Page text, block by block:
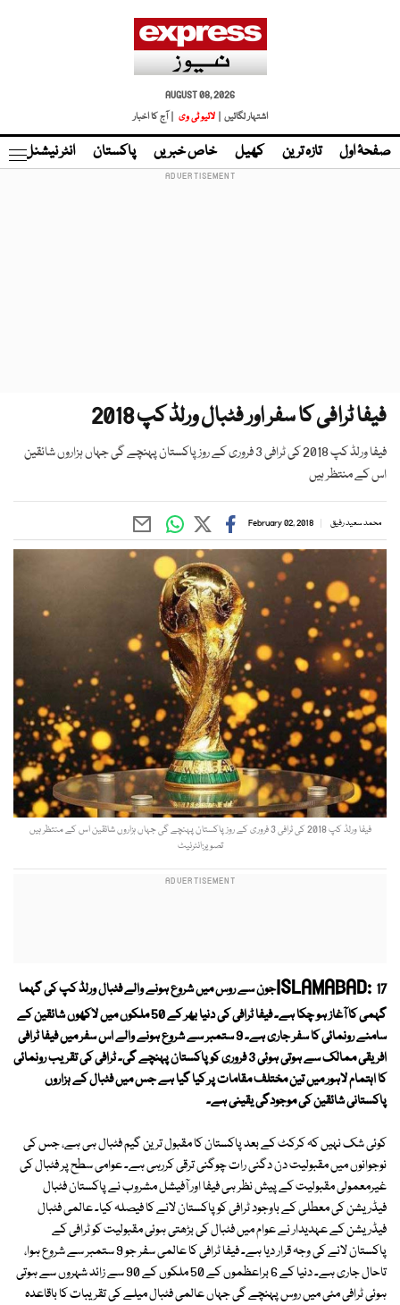
AUGUST 08, 2026
اشتہار لگائیں |
لائیو ٹی وی | آج کا اخبار
صفحۂ اول تازہ ترین کھیل خاص خبریں پاکستان انٹر نیشنل
فیفا ٹرافی کا سفر اور فٹبال ورلڈ کپ 2018
فیفا ورلڈ کپ 2018 کی ٹرافی 3 فروری کے روز پاکستان پہنچے گی جہاں ہزاروں شائقین
اس کے منتظر ہیں
محمد سعید رفیق February 02, 2018
فیفا ورلڈ کپ 2018 کی ٹرافی 3 فروری کے روز پاکستان پہنچے گی جہاں ہزاروں شائقین اس کے منتظر ہیں
تصویر:انٹرنیٹ
ISLAMABAD:17جون سے روس میں شروع ہونے والے فٹبال ورلڈ کپ کی گہما
گہمی کا آغاز ہو چکا ہے۔ فیفا ٹرافی کی دنیا بھر کے 50 ملکوں میں لاکھوں شائقین کے
سامنے رونمائی کا سفر جاری ہے۔ 9 ستمبر سے شروع ہونے والے اس سفر میں فیفا ٹرافی
افریقی ممالک سے ہوتی ہوئی 3 فروری کو پاکستان پہنچے گی۔ ٹرافی کی تقریب رونمائی
کا اہتمام لاہور میں تین مختلف مقامات پر کیا گیا ہے جس میں فٹبال کے ہزاروں
پاکستانی شائقین کی موجودگی یقینی ہے۔
کوئی شک نہیں کہ کرکٹ کے بعد پاکستان کا مقبول ترین گیم فٹبال ہی ہے، جس کی
نوجوانوں میں مقبولیت دن دگنی رات چوگنی ترقی کررہی ہے۔ عوامی سطح پر فٹبال کی
غیرمعمولی مقبولیت کے پیش نظر ہی فیفا اور آفیشل مشروب نے پاکستان فٹبال
فیڈریشن کی معطلی کے باوجود ٹرافی کو پاکستان لانے کا فیصلہ کیا۔ عالمی فٹبال
فیڈریشن کے عہدیدار نے عوام میں فٹبال کی بڑھتی ہوئی مقبولیت کو ٹرافی کے
پاکستان لانے کی وجہ قرار دیا ہے۔ فیفا ٹرافی کا عالمی سفر جو 9 ستمبر سے شروع ہوا،
تاحال جاری ہے۔ دنیا کے 6 براعظموں کے 50 ملکوں کے 90 سے زائد شہروں سے ہوتی
ہوئی ٹرافی مئی میں روس پہنچے گی جہاں عالمی فٹبال میلے کی تقریبات کا باقاعدہ